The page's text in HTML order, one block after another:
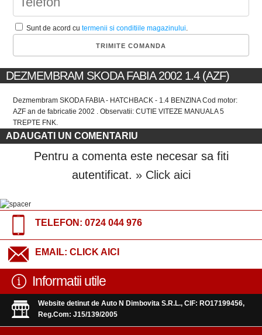
Sunt de acord cutermenii si conditiile magazinului.
DEZMEMBRAM SKODA FABIA 2002 1.4 (AZF)
Dezmembram SKODA FABIA - HATCHBACK - 1.4 BENZINA Cod motor:
AZF an de fabricatie 2002 . Observatii: CUTIE VITEZE MANUALA 5
TREPTE FNK.
ADAUGATI UN COMENTARIU
Pentru a comenta este necesar sa fiti
autentificat. » Click aici
TELEFON: 0724 044 976
EMAIL: CLICK AICI
Informatii utile
Website detinut de Auto N Dimbovita S.R.L., CIF: RO17199456,
Reg.Com: J15/139/2005